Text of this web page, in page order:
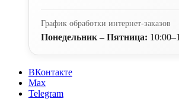
График обработки интернет-заказов
Понедельник – Пятница:
ВКонтакте
Max
Telegram